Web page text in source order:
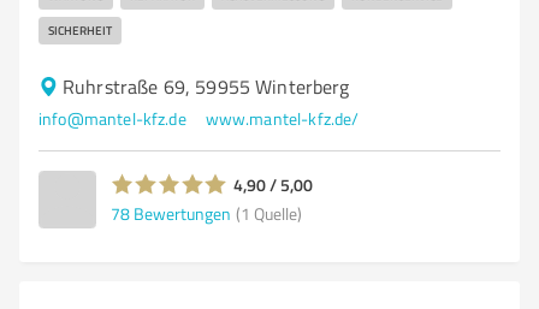
SICHERHEIT
Ruhrstraße 69, 59955 Winterberg
info@mantel-kfz.de www.mantel-kfz.de/
4,90 / 5,00
78 Bewertungen (1 Quelle)